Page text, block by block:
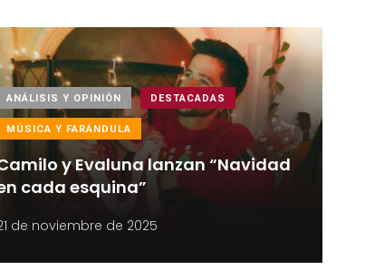
ANÁLISIS Y OPINIÓN DESTACADAS
MÚSICA Y FARÁNDULA
y Evaluna lanzan “Navidad
cada esquina”
de noviembre de 2025